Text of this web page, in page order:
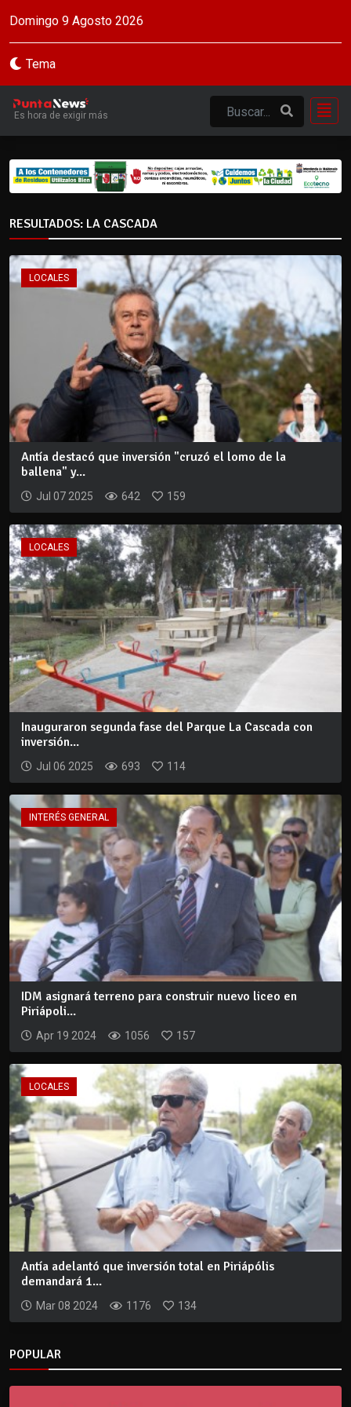
Domingo 9 Agosto 2026
Tema
Es hora de exigir más
RESULTADOS: LA CASCADA
LOCALES
Antía destacó que inversión "cruzó el lomo de la
ballena" y...
Jul 07 2025 642 159
LOCALES
Inauguraron segunda fase del Parque La Cascada con
inversión...
Jul 06 2025 693 114
INTERÉS GENERAL
IDM asignará terreno para construir nuevo liceo en
Piriápoli...
Apr 19 2024 1056 157
LOCALES
Antía adelantó que inversión total en Piriápólis
demandará 1...
Mar 08 2024 1176 134
POPULAR